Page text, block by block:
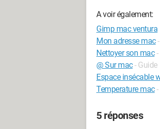
A voir également:
Gimp mac ventura
Mon adresse mac
Nettoyer son mac
@ Sur mac- Guide
Espace insécable
Temperature mac
5 réponses